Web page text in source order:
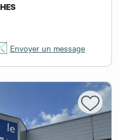
Envoyer un message